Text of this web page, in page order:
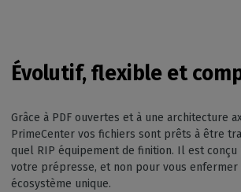
Évolutif, flexible et
Grâce à PDF ouvertes et à une architecture
PrimeCenter vos fichiers sont prêts à être
quel RIP équipement de finition. Il est
votre prépresse, et non pour vous enfermer
écosystème unique.